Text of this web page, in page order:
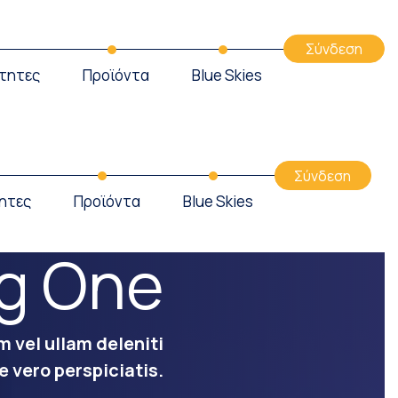
Προϊόντα Blue Skies
Σύνδεση
Προϊόντα Blue Skies
Σύνδεση
One
vel ullam deleniti
vero perspiciatis.